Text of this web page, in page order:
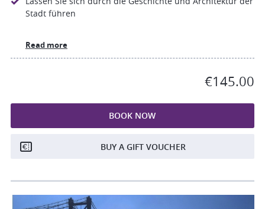
Stadt führen
Read more
€145.00
BOOK NOW
BUY A GIFT VOUCHER